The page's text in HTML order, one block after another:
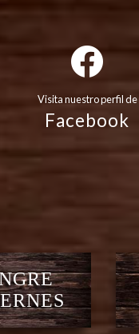
Visita nuestro perfil de
Facebook